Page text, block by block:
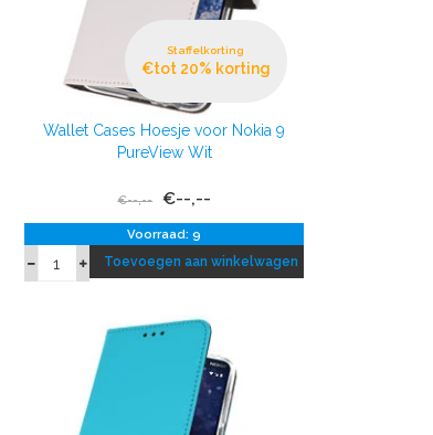
Staffelkorting
€tot 20% korting
Wallet Cases Hoesje voor Nokia 9
PureView Wit
€--,-- €--,--
Voorraad: 9
Toevoegen aan winkelwagen